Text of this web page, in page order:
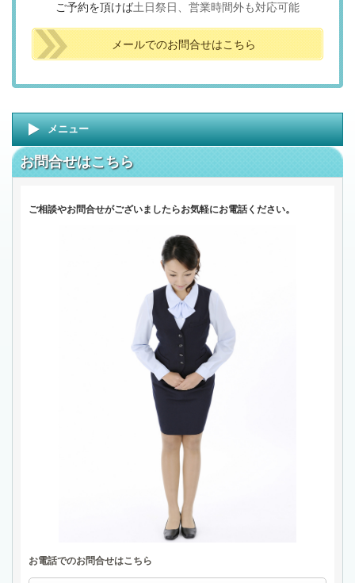
ご予約を頂けば土日祭日、 営業時間外も対応可能
メールでのお問合せはこちら
メニュー
お問合せはこちら
ご相談やお問合せがございましたらお気軽にお電話ください。
お電話でのお問合せはこちら